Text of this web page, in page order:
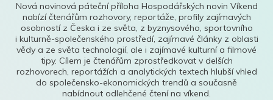
Nová novinová páteční příloha Hospodářských novin Víkend
nabízí čtenářům rozhovory, reportáže, profily zajímavých
osobností z Česka i ze světa, z byznysového, sportovního
i kulturně-společenského prostředí, zajímavé články z oblasti
vědy a ze světa technologií, ale i zajímavé kulturní a filmové
tipy. Cílem je čtenářům zprostředkovat v delších
rozhovorech, reportážích a analytických textech hlubší vhled
do společensko-ekonomických trendů a současně
nabídnout odlehčené čtení na víkend.